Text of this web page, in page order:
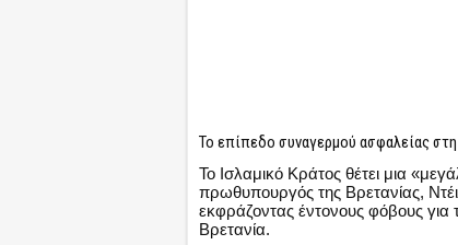
Το επίπεδο συναγερμού ασφαλείας
Το Ισλαμικό Κράτος θέτει μια
πρωθυπουργός της Βρετανίας,
εκφράζοντας έντονους φόβους για
Βρετανία.